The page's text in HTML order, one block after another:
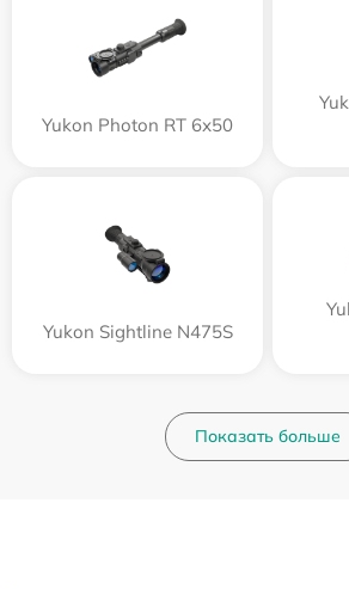
Yukon Photon RT 6х50
Yukon Sightline N475S
Показать больше